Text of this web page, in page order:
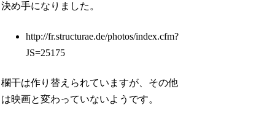
決め手になりました。
http://fr.structurae.de/photos/index.cfm?
JS=25175
欄干は作り替えられていますが、その他
は映画と変わっていないようです。